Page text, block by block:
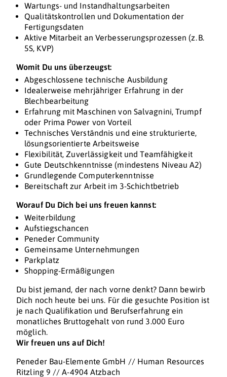
Wartungs- und Instandhaltungsarbeiten
Qualitätskontrollen und Dokumentation der
Fertigungsdaten
Aktive Mitarbeit an Verbesserungsprozessen (z. B.
5S, KVP)
Womit Du uns überzeugst:
Abgeschlossene technische Ausbildung
Idealerweise mehrjähriger Erfahrung in der
Blechbearbeitung
Erfahrung mit Maschinen von Salvagnini, Trumpf
oder Prima Power von Vorteil
Technisches Verständnis und eine strukturierte,
lösungsorientierte Arbeitsweise
Flexibilität, Zuverlässigkeit und Teamfähigkeit
Gute Deutschkenntnisse (mindestens Niveau A2)
Grundlegende Computerkenntnisse
Bereitschaft zur Arbeit im 3-Schichtbetrieb
Worauf Du Dich bei uns freuen kannst:
Weiterbildung
Aufstiegschancen
Peneder Community
Gemeinsame Unternehmungen
Parkplatz
Shopping-Ermäßigungen
Du bist jemand, der nach vorne denkt? Dann bewirb
Dich noch heute bei uns. Für die gesuchte Position ist
je nach Qualifikation und Berufserfahrung ein
monatliches Bruttogehalt von rund 3.000 Euro
möglich.
Wir freuen uns auf Dich!
Peneder Bau-Elemente GmbH // Human Resources
Ritzling 9 // A-4904 Atzbach